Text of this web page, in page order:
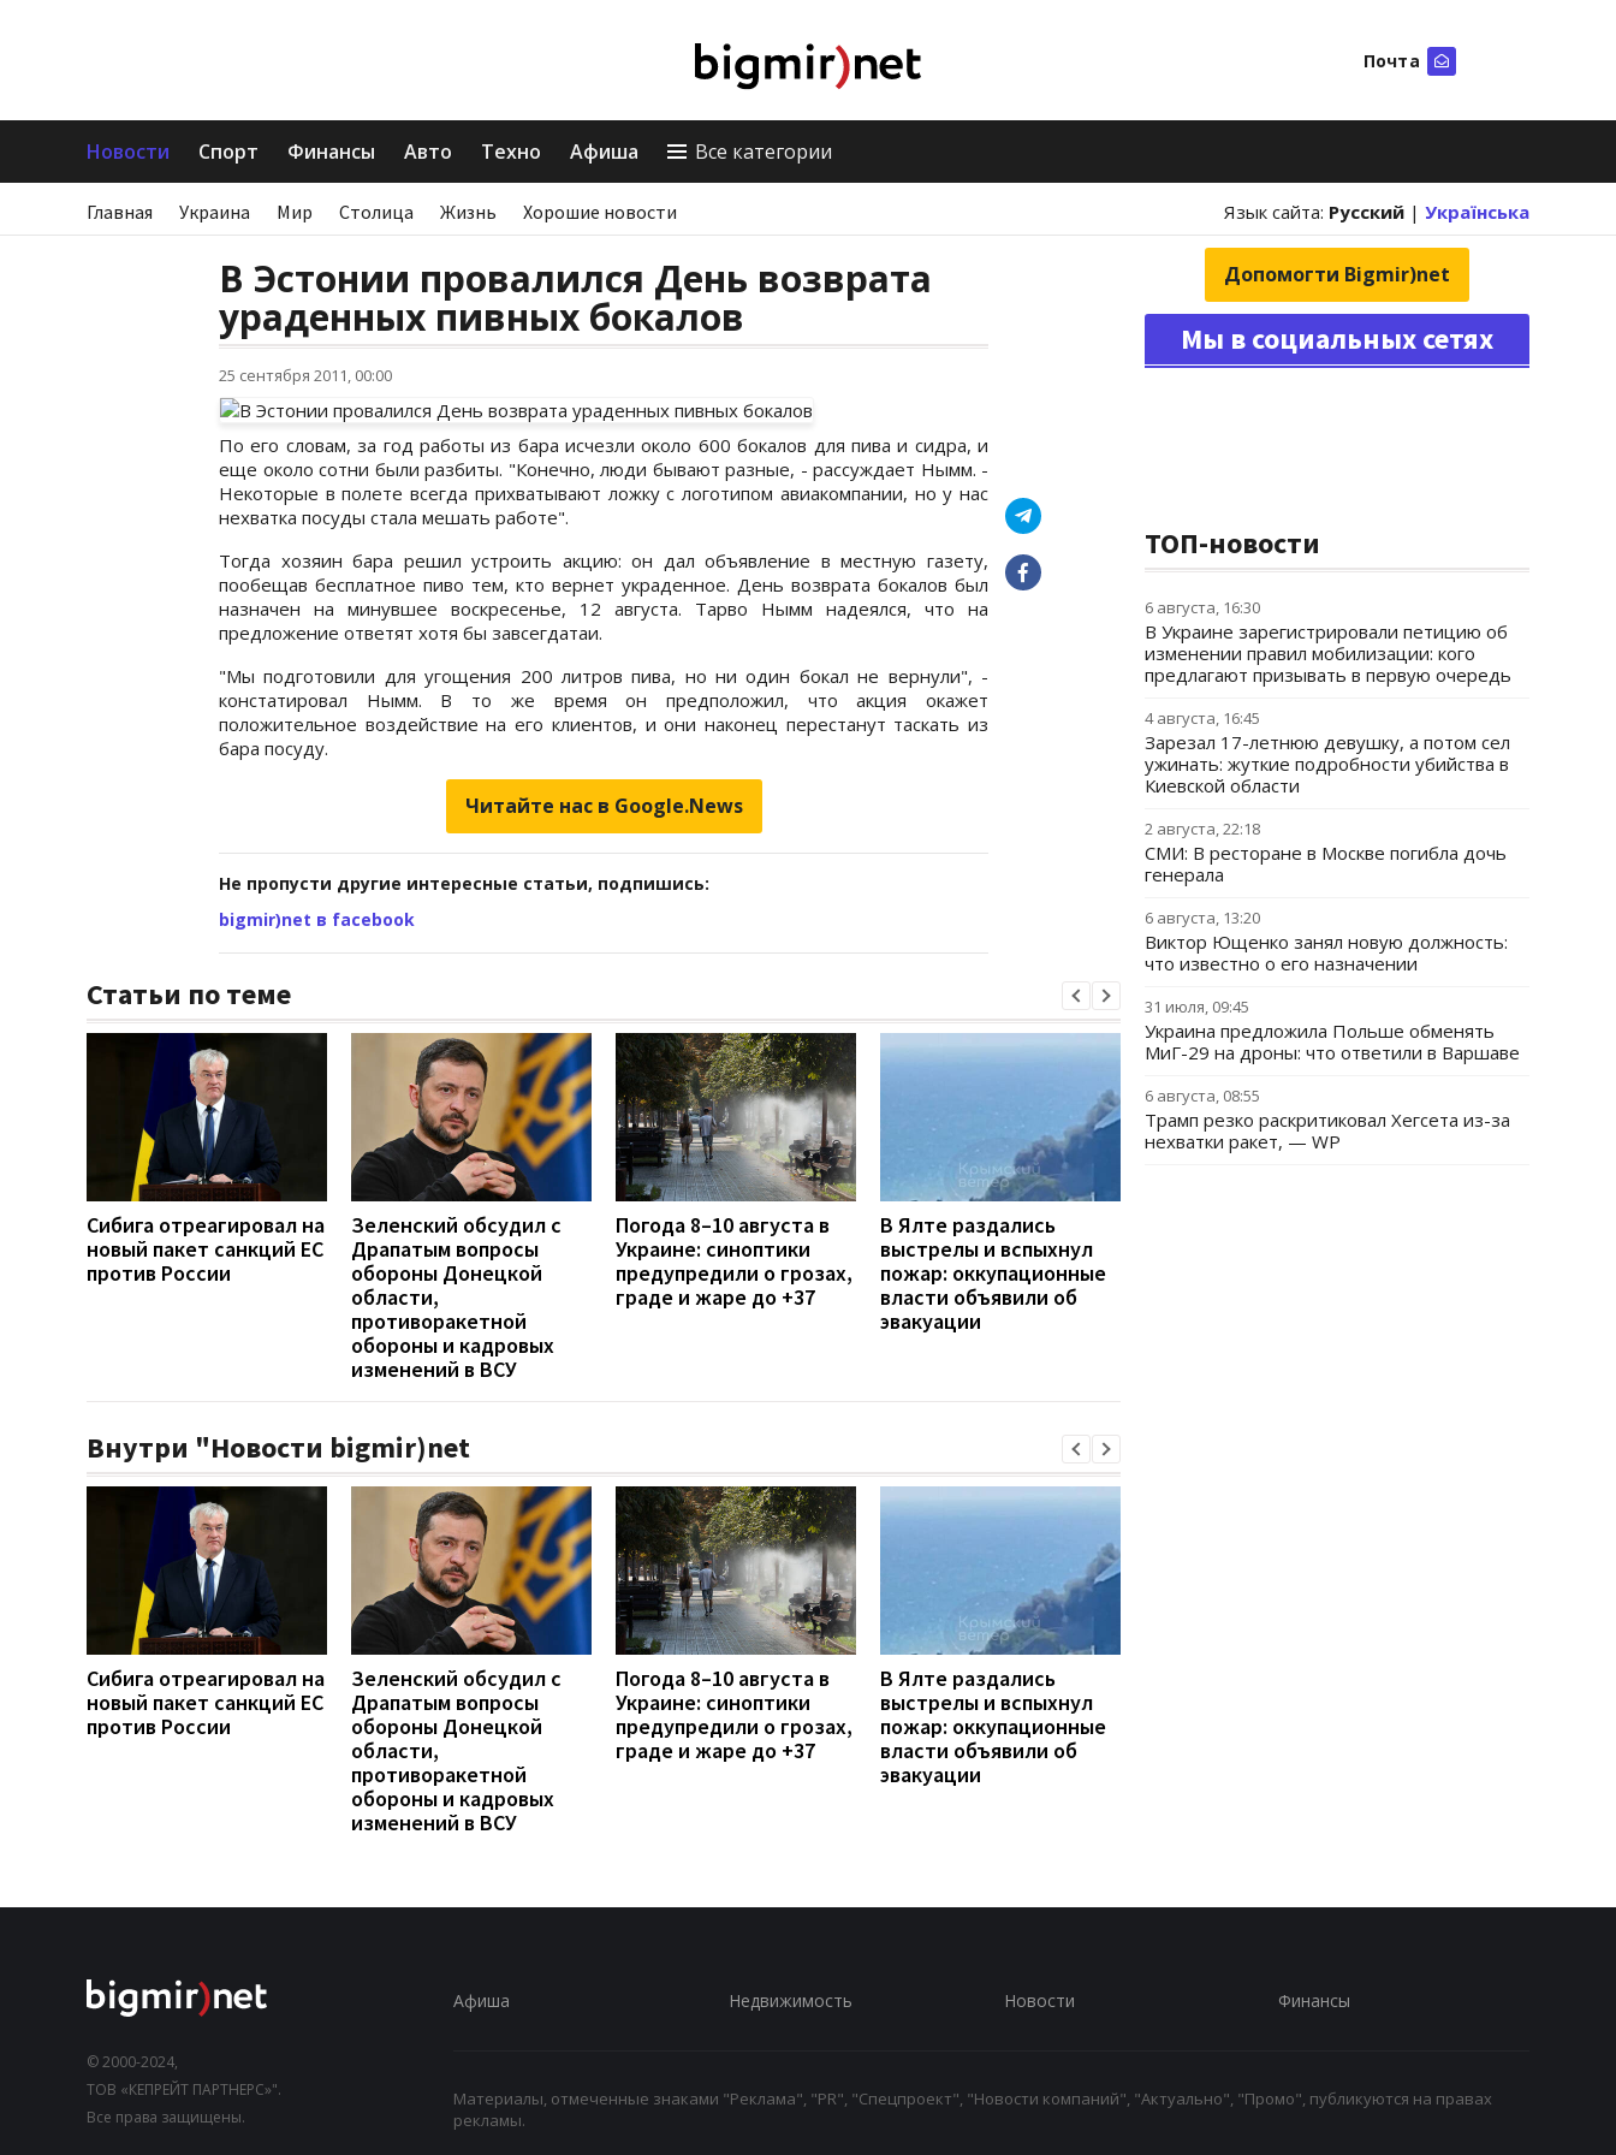
Почта
Новости Спорт Финансы Авто Техно Афиша Все категории
Главная Украина Мир Столица Жизнь Хорошие новости Язык сайта: Русский | Українська
В Эстонии провалился День возврата
ураденных пивных бокалов
25 сентября 2011, 00:00
По его словам, за год работы из бара исчезли около 600 бокалов для пива и сидра, и
еще около сотни были разбиты. "Конечно, люди бывают разные, - рассуждает Нымм. -
Некоторые в полете всегда прихватывают ложку с логотипом авиакомпании, но у нас
нехватка посуды стала мешать работе".
Тогда хозяин бара решил устроить акцию: он дал объявление в местную газету,
пообещав бесплатное пиво тем, кто вернет украденное. День возврата бокалов был
назначен на минувшее воскресенье, 12 августа. Тарво Нымм надеялся, что на
предложение ответят хотя бы завсегдатаи.
"Мы подготовили для угощения 200 литров пива, но ни один бокал не вернули", -
констатировал Нымм. В то же время он предположил, что акция окажет
положительное воздействие на его клиентов, и они наконец перестанут таскать из
бара посуду.
Читайте нас в Google.News
Не пропусти другие интересные статьи, подпишись:
bigmir)net в facebook
Статьи по теме
Сибига отреагировал на
новый пакет санкций ЕС
против России
Зеленский обсудил с
Драпатым вопросы
обороны Донецкой
области,
противоракетной
обороны и кадровых
изменений в ВСУ
Погода 8–10 августа в
Украине: синоптики
предупредили о грозах,
граде и жаре до +37
В Ялте раздались
выстрелы и вспыхнул
пожар: оккупационные
власти объявили об
эвакуации
Внутри "Новости bigmir)net
Сибига отреагировал на
новый пакет санкций ЕС
против России
Зеленский обсудил с
Драпатым вопросы
обороны Донецкой
области,
противоракетной
обороны и кадровых
изменений в ВСУ
Погода 8–10 августа в
Украине: синоптики
предупредили о грозах,
граде и жаре до +37
В Ялте раздались
выстрелы и вспыхнул
пожар: оккупационные
власти объявили об
эвакуации
Допомогти Bigmir)net
Мы в социальных сетях
ТОП-новости
6 августа, 16:30
В Украине зарегистрировали петицию об
изменении правил мобилизации: кого
предлагают призывать в первую очередь
4 августа, 16:45
Зарезал 17-летнюю девушку, а потом сел
ужинать: жуткие подробности убийства в
Киевской области
2 августа, 22:18
СМИ: В ресторане в Москве погибла дочь
генерала
6 августа, 13:20
Виктор Ющенко занял новую должность:
что известно о его назначении
31 июля, 09:45
Украина предложила Польше обменять
МиГ-29 на дроны: что ответили в Варшаве
6 августа, 08:55
Трамп резко раскритиковал Хегсета из-за
нехватки ракет, — WP
© 2000-2024,
ТОВ «КЕПРЕЙТ ПАРТНЕРС»".
Все права защищены.
Афиша Недвижимость Новости Финансы
Материалы, отмеченные знаками "Реклама", "PR", "Спецпроект", "Новости компаний", "Актуально", "Промо", публикуются на правах
рекламы.